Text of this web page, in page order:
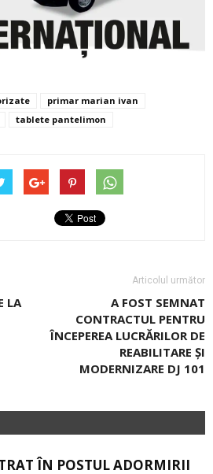
primar marian ivan
tablete pantelimon
LA
Articolul următor
A FOST SEMNAT
CONTRACTUL PENTRU
ÎNCEPEREA LUCRĂRILOR DE
REABILITARE ŞI
MODERNIZARE DJ 101
ÎN POSTUL ADORMIRII